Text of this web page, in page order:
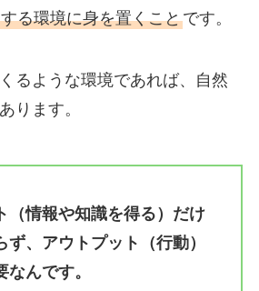
る環境に身を置くことです。
るような環境であれば、自然
ります。
（情報や知識を得る）だけ
ず、アウトプット（行動）
んです。